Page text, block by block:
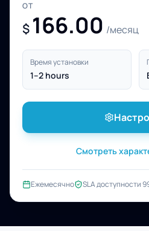
ОТ
$ 166.00 /месяц
Время установки
1–2 hours
Смотреть
Ежемесячно SLA доступности